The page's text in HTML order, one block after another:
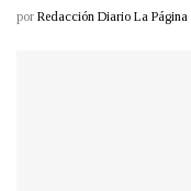
por Redacción Diario La Página